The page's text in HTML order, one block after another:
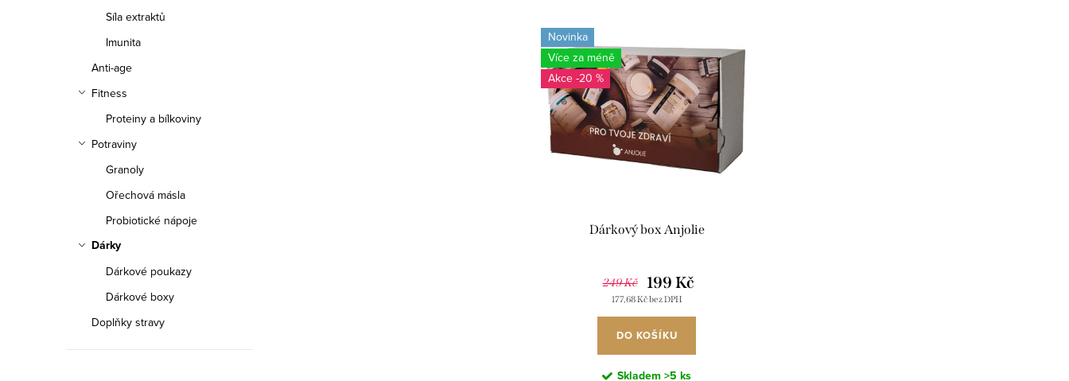
Síla extraktů
Imunita
Anti-age
Fitness
Proteiny a bílkoviny
Potraviny
Granoly
Ořechová másla
Probiotické nápoje
Dárky
Dárkové poukazy
Dárkové boxy
Doplňky stravy
Novinka
Více za méně
-20 %
Dárkový box Anjolie
249 Kč
177,68 Kč bez DPH
199 Kč
DO KOŠÍKU
Skladem>5 ks